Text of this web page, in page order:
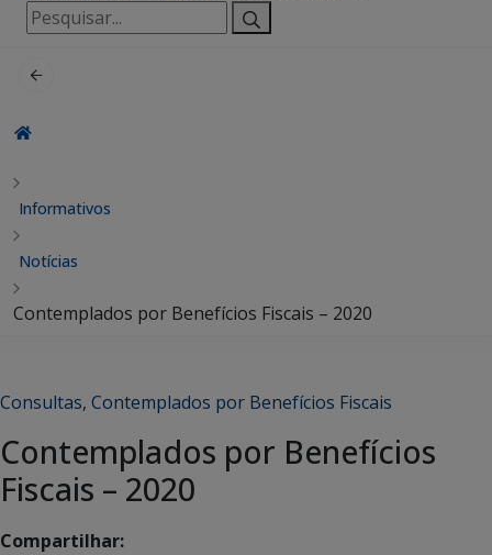
Pesquisar
por:
Informativos
Notícias
Contemplados por Benefícios Fiscais – 2020
Consultas, Contemplados por Benefícios Fiscais
Contemplados por Benefícios
Fiscais – 2020
Compartilhar: